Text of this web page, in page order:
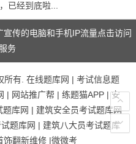
已经到底啦...
传的电脑和手机IP流量点击访问
务
所有. 在线题库网 | 考试信息题
| 网站推广帮 | 练题猫APP|安
题库网 | 建筑安全员考试题库网
题库网 | 建筑八大员考试题库
饰翻新维修 |微微考